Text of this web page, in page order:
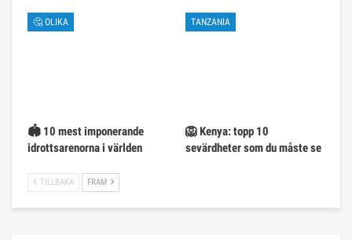
🤔 OLIKA
🏟️ 10 mest imponerande
idrottsarenorna i världen
TANZANIA
🦁 Kenya: topp 10
sevärdheter som du måste se
TILLBAKA FRAM